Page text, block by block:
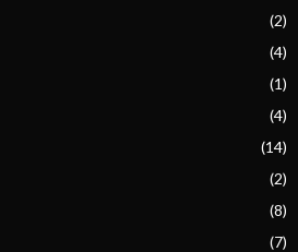
(2)
(4)
(1)
(4)
(14)
(2)
(8)
(7)